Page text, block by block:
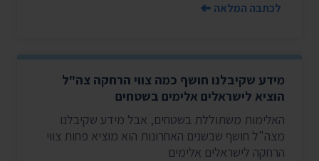
לכתבה המלאה
מידע שקיבלנו חושף כמה צווי הרחקה צה"ל
הוציא לישראלים אלימים בשטחים
האלימות משתוללת בשטחים, אבל מידע שקיבלנו
מצה"ל חושף שבשנים האחרונות הוא מוציא פחות צווי
הרחקה לישראלים אלימים